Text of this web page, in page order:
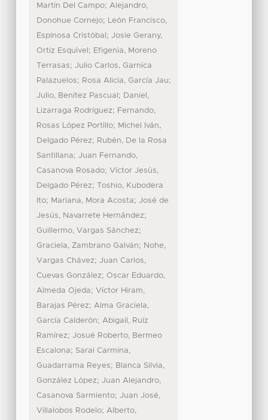
Martín Del Campo; Alejandro,
Donohue Cornejo; León Francisco,
Espinosa Cristóbal ; Josie Gerany,
Ortiz Esquivel ; Efigenia, Moreno
Terrasas; Julio Carlos, Garnica
Palazuelos; Rosa Alicia, García Jau;
Julio, Benítez Pascual ; Daniel,
Lizarraga Rodríguez; Fernando,
Rosas López Portillo; Michel Iván,
Delgado Pérez; Rubén, De la Rosa
Santillana; Juan Fernando,
Casanova Rosado; Víctor Jesús,
Delgado Pérez;
Toshio, Kubodera
Ito; Mariana, Mora Acosta; José de
Jesús, Navarrete Hernández;
Guillermo, Vargas Sánchez;
Graciela, Zambrano Galván; Nohe,
Vargas Chávez; Juan Carlos,
Cuevas González; Oscar Eduardo,
Almeda Ojeda; Víctor Hiram,
Barajas Pérez; Alma Graciela,
García Calderón; Abigail, Ruíz
Ramírez; Josué Roberto, Bermeo
Escalona; Sarai Carmina,
Guadarrama Reyes; Blanca Silvia,
González López; Juan Alejandro,
Casanova Sarmiento; Juan José,
Villalobos Rodelo; Alberto,